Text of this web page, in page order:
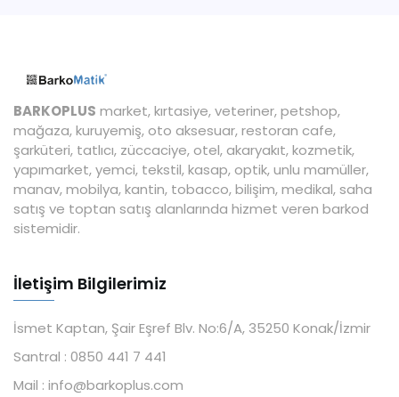
BARKOPLUS market, kırtasiye, veteriner, petshop,
mağaza, kuruyemiş, oto aksesuar, restoran cafe,
şarküteri, tatlıcı, züccaciye, otel, akaryakıt, kozmetik,
yapımarket, yemci, tekstil, kasap, optik, unlu mamüller,
manav, mobilya, kantin, tobacco, bilişim, medikal, saha
satış ve toptan satış alanlarında hizmet veren barkod
sistemidir.
İletişim Bilgilerimiz
İsmet Kaptan, Şair Eşref Blv. No:6/A, 35250 Konak/İzmir
Santral : 0850 441 7 441
Mail : info@barkoplus.com